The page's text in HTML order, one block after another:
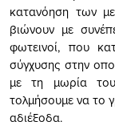
κατανόηση των
βιώνουν με
φωτεινοί, που
σύγχυσης στην
με τη μωρία
τολμήσουμε να το
αδιέξοδα.